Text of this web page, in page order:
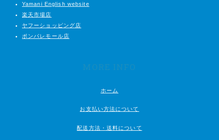
Yamani English website
楽天市場店
ヤフーショッピング店
ポンパレモール店
MORE INFO
ホーム
お支払い方法について
配送方法・送料について